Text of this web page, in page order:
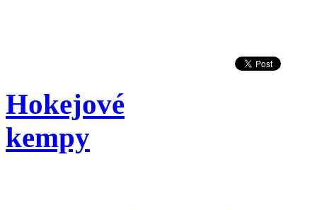
Hokejové
kempy